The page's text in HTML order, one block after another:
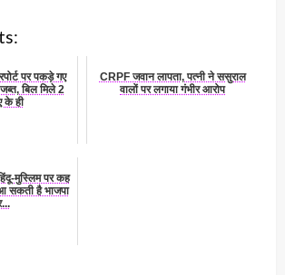
पर पकड़े गए
बिल मिले 2
के ही
CRPF जवान लापता, पत्नी ने ससुराल
वालों पर लगाया गंभीर आरोप
मुस्लिम पर कह
सकती है भाजपा